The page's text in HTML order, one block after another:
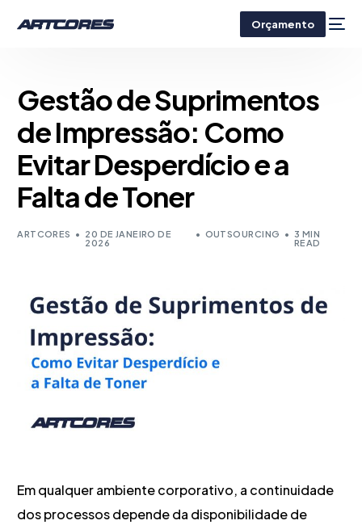
Orçamento
Gestão de Suprimentos
de Impressão: Como
Evitar Desperdício e a
Falta de Toner
ARTCORES
20 DE JANEIRO DE
2026
OUTSOURCING
3 MIN
READ
Em qualquer ambiente corporativo, a continuidade
dos processos depende da disponibilidade de